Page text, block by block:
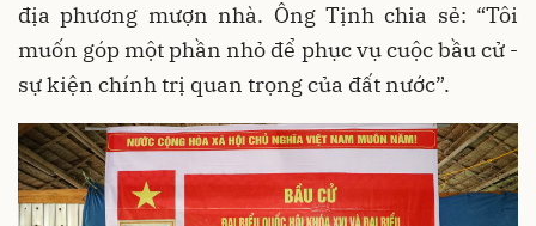
địa phương mượn nhà. Ông Tịnh chia sẻ: “Tôi
muốn góp một phần nhỏ để phục vụ cuộc bầu cử -
sự kiện chính trị quan trọng của đất nước”.